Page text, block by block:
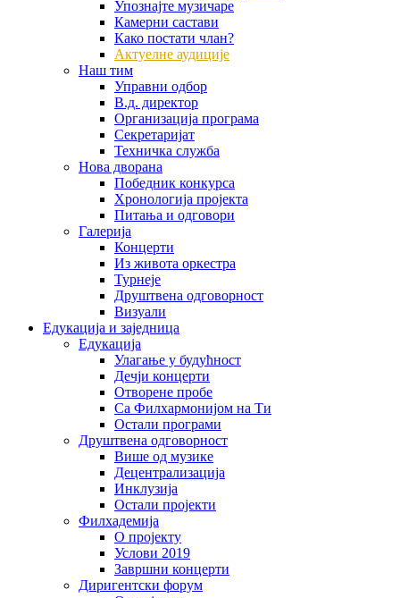
Упознајте музичаре
Камерни састави
Како постати члан?
Актуелне аудиције
Наш тим
Управни одбор
В.д. директор
Организација програма
Секретаријат
Техничка служба
Нова дворана
Победник конкурса
Хронологија пројекта
Питања и одговори
Галерија
Концерти
Из живота оркестра
Турнеје
Друштвена одговорност
Визуали
Едукација и заједница
Едукација
Улагање у будућност
Дечји концерти
Отворене пробе
Са Филхармонијом на Ти
Остали програми
Друштвена одговорност
Више од музике
Децентрализација
Инклузија
Остали пројекти
Филхадемија
О пројекту
Услови 2019
Завршни концерти
Диригентски форум